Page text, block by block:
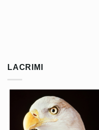
LACRIMI